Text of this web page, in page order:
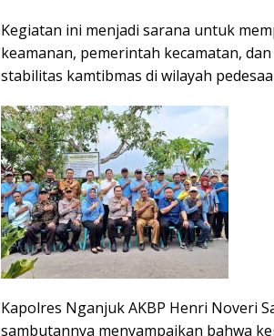
Kegiatan ini menjadi sarana untuk
keamanan, pemerintah kecamatan,
stabilitas kamtibmas di wilayah
Kapolres Nganjuk AKBP Henri Noveri
sambutannya menyampaikan bahwa